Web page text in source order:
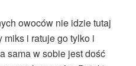
owoców nie idzie tutaj
miks i ratuje go tylko i
sama w sobie jest dość